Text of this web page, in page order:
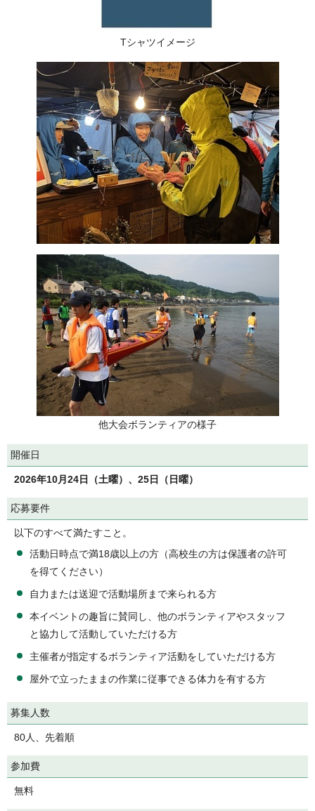
Tシャツイメージ
他大会ボランティアの様子
開催日
2026年10月24日（土曜）、25日（日曜）
応募要件
以下のすべて満たすこと。
活動日時点で満18歳以上の方（高校生の方は保護者の許可
を得てください）
自力または送迎で活動場所まで来られる方
本イベントの趣旨に賛同し、他のボランティアやスタッフ
と協力して活動していただける方
主催者が指定するボランティア活動をしていただける方
屋外で立ったままの作業に従事できる体力を有する方
募集人数
80人、先着順
参加費
無料